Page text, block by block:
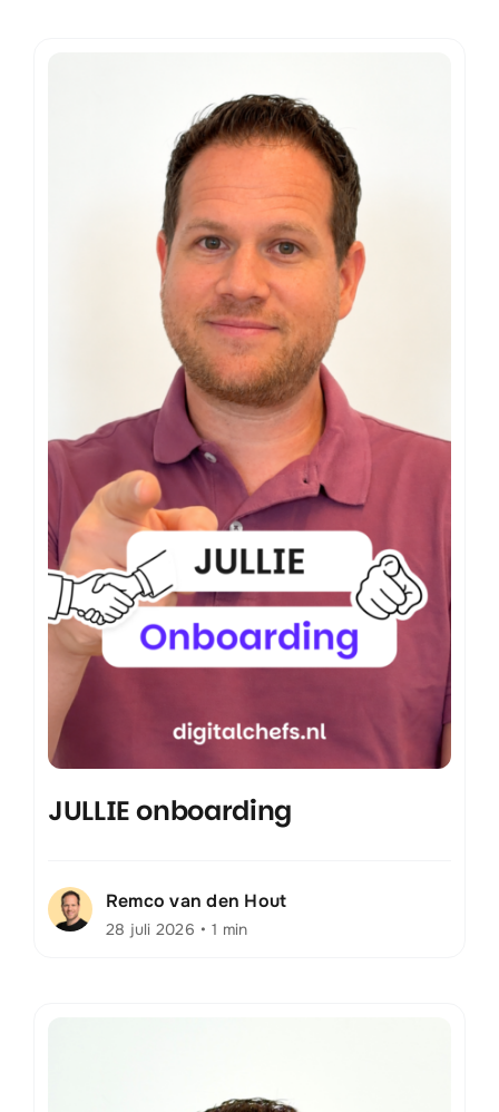
JULLIE onboarding
Remco van den Hout
28 juli 2026 • 1 min